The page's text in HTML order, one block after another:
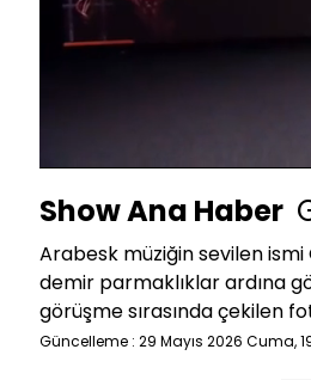
Show Ana Haber
Arabesk müziğin sevilen
demir parmaklıklar ardına
görüşme sırasında çekilen
Güncelleme : 29 Mayıs 2026 Cuma,